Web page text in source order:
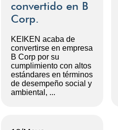
convertido en B
Corp.
KEIKEN acaba de
convertirse en empresa
B Corp por su
cumplimiento con altos
estándares en términos
de desempeño social y
ambiental, ...